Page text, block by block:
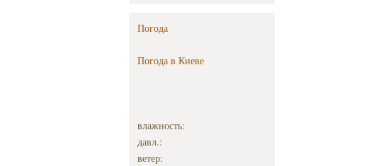
Погода
Погода в Киеве
влажность:
давл.:
ветер: